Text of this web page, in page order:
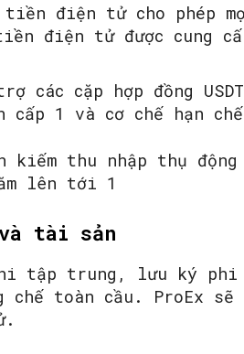
điện tử cho phép
điện tử được cung
các cặp hợp đồng
cấp 1 và cơ chế hạn
kiếm thu nhập thụ
lên tới 1
tài sản
tập trung, lưu ký phi
chế toàn cầu. ProEx